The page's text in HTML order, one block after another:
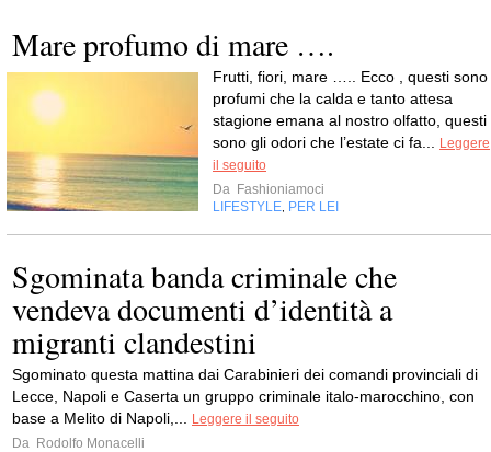
Mare profumo di mare ….
Frutti, fiori, mare ….. Ecco , questi sono
profumi che la calda e tanto attesa
stagione emana al nostro olfatto, questi
sono gli odori che l’estate ci fa...
Leggere
il seguito
Da Fashioniamoci
LIFESTYLE PER LEI
Sgominata banda criminale che
vendeva documenti d’identità a
migranti clandestini
Sgominato questa mattina dai Carabinieri dei comandi provinciali di
Lecce, Napoli e Caserta un gruppo criminale italo-marocchino, con
base a Melito di Napoli,...
Leggere il seguito
Da Rodolfo Monacelli